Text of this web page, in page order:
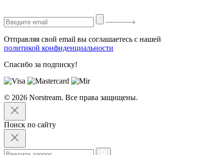
Отправляя свой email вы соглашаетесь с нашей
политикой конфиденциальности
Спасибо за подписку!
© 2026 Norstream. Все права защищены.
Поиск по сайту